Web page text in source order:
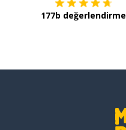
177b değerlendirme